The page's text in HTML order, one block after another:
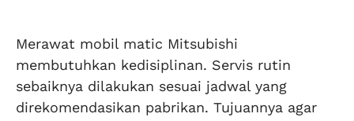
Merawat mobil matic Mitsubishi
membutuhkan kedisiplinan. Servis rutin
sebaiknya dilakukan sesuai jadwal yang
direkomendasikan pabrikan. Tujuannya agar